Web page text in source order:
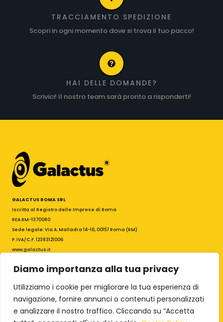
Diamo importanza alla tua privacy
Utilizziamo i cookie per migliorare la tua esperienza di
navigazione, fornire annunci o contenuti personalizzati
e analizzare il nostro traffico. Cliccando su “Accetta
TRACCIAMENTO SPEDIZIONE
Scopri in ogni momento dove si trova il tuo pacco!
HAI DELLE DOMANDE?
Scrivici! Il nostro team sarà pronto a risponderti!
GALACTUS ROMA SRL
Iscritta al Registro delle Imprese di Roma
REA RM-1370080
Sede legale: Via A. Malladra 14-16, 00157 Roma (RM)
P. IVA/C.F. 12383121006
www.galactus.it
PEC: galactus.roma@legalmail.it
n
s
t
a
c
e
Termini & Condizioni
Privacy Policy